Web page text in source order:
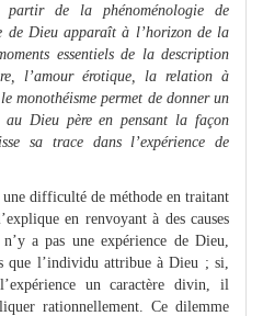
de la phénoménologie de
de Dieu apparaît à l’horizon de la
essentiels de la description
l’amour érotique, la relation à
monothéisme permet de donner un
au Dieu père en pensant la façon
sa trace dans l’expérience de
difficulté de méthode en traitant
en renvoyant à des causes
a pas une expérience de Dieu,
que l’individu attribue à Dieu ; si,
un caractère divin, il
rationnellement. Ce dilemme